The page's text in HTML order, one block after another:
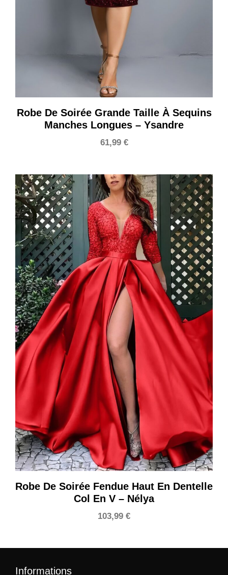
Robe De Soirée Grande Taille À Sequins
Manches Longues – Ysandre
61,99 €
Robe De Soirée Fendue Haut En Dentelle
Col En V – Nélya
103,99 €
Informations